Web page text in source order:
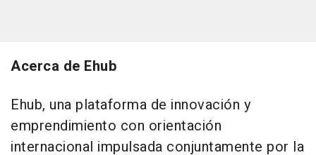
Acerca de Ehub
Ehub, una plataforma de innovación y
emprendimiento con orientación
internacional impulsada conjuntamente por la